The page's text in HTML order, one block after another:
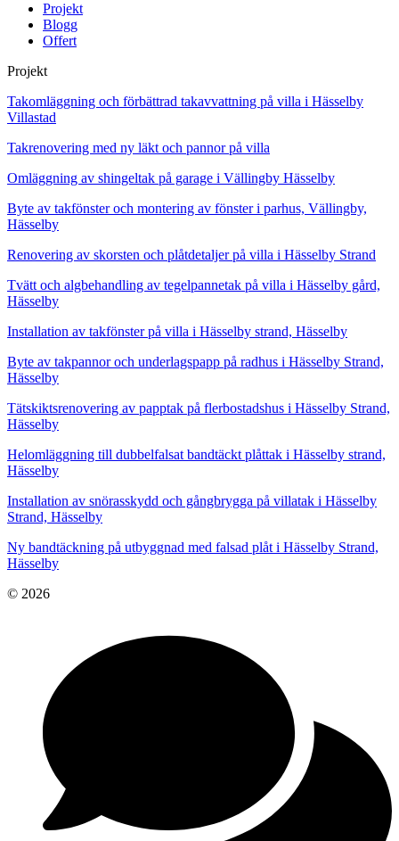
Projekt
Blogg
Offert
Projekt
Takomläggning och förbättrad takavvattning på villa i Hässelby
Villastad
Takrenovering med ny läkt och pannor på villa
Omläggning av shingeltak på garage i Vällingby Hässelby
Byte av takfönster och montering av fönster i parhus, Vällingby,
Hässelby
Renovering av skorsten och plåtdetaljer på villa i Hässelby Strand
Tvätt och algbehandling av tegelpannetak på villa i Hässelby gård,
Hässelby
Installation av takfönster på villa i Hässelby strand, Hässelby
Byte av takpannor och underlagspapp på radhus i Hässelby Strand,
Hässelby
Tätskiktsrenovering av papptak på flerbostadshus i Hässelby Strand,
Hässelby
Helomläggning till dubbelfalsat bandtäckt plåttak i Hässelby strand,
Hässelby
Installation av snörasskydd och gångbrygga på villatak i Hässelby
Strand, Hässelby
Ny bandtäckning på utbyggnad med falsad plåt i Hässelby Strand,
Hässelby
© 2026